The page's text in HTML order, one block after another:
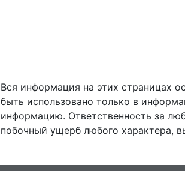
Вся информация на этих страницах
быть использовано только в
информацию. Ответственность за
побочный ущерб любого характера,